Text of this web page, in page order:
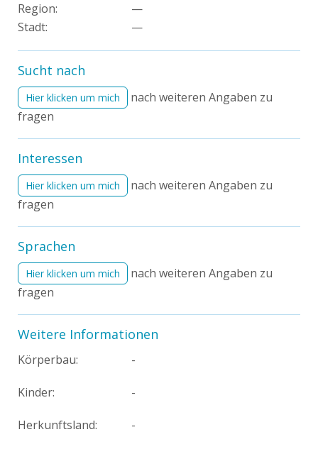
Region:
—
Stadt:
—
Sucht nach
Hier klicken um mich
nach weiteren Angaben zu
fragen
Interessen
Hier klicken um mich
nach weiteren Angaben zu
fragen
Sprachen
Hier klicken um mich
nach weiteren Angaben zu
fragen
Weitere Informationen
Körperbau: -
Kinder: -
Herkunftsland: -